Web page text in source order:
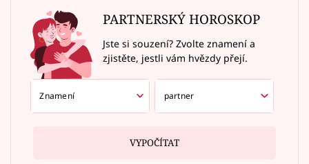
PARTNERSKÝ HOROSKOP
Jste si souzení? Zvolte znamení a
zjistěte, jestli vám hvězdy přejí.
VYPOČÍTAT